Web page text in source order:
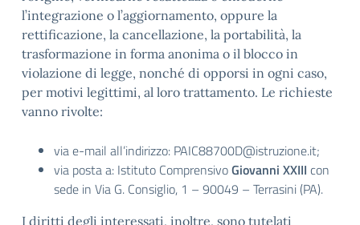
l’integrazione o l’aggiornamento, oppure la
rettificazione, la cancellazione, la portabilità, la
trasformazione in forma anonima o il blocco in
violazione di legge, nonché di opporsi in ogni caso,
per motivi legittimi, al loro trattamento. Le richieste
vanno rivolte:
via e-mail all’indirizzo: PAIC88700D@istruzione.it;
via posta a: Istituto ComprensivoGiovanni XXIII con
sede in Via G. Consiglio, 1 – 90049 – Terrasini (PA).
I diritti degli interessati, inoltre, sono tutelati